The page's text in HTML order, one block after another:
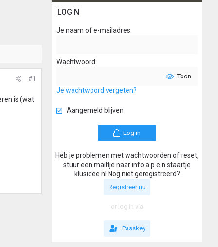
#1
is (wat
LOGIN
Je naam of e-mailadres
Wachtwoord
Toon
Je wachtwoord vergeten?
Aangemeld blijven
Log in
Heb je problemen met wachtwoorden of reset,
stuur een mailtje naar info a p e n staartje
klusidee nl Nog niet geregistreerd?
Registreer nu
or log in via
Passkey